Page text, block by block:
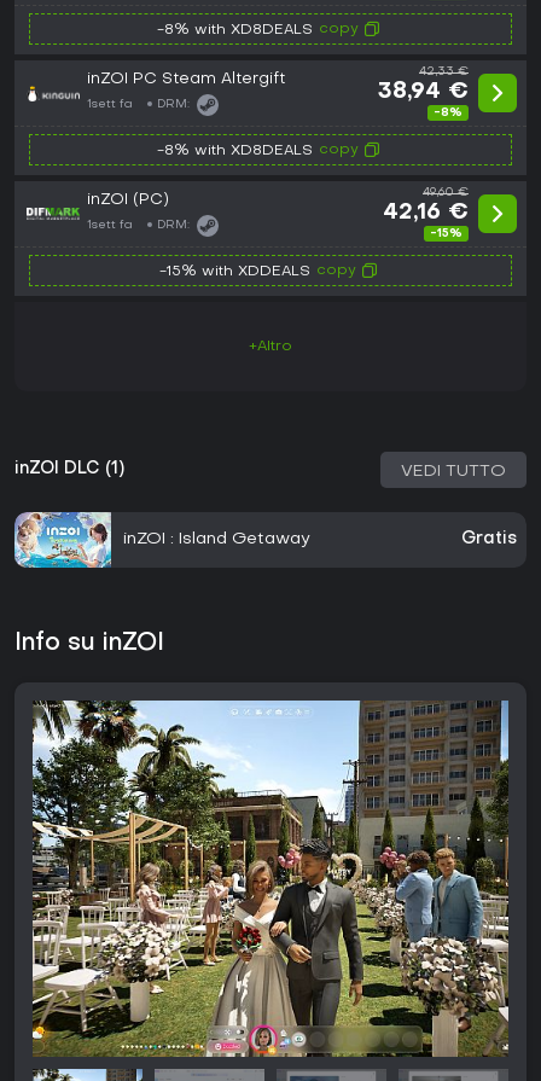
-8% with XD8DEALS copy
inZOI PC Steam Altergift
1sett fa DRM:
42,33 €
38,94 €
-8%
-8% with XD8DEALS copy
inZOI (PC)
1sett fa DRM:
49,60 €
42,16 €
-15%
-15% with XDDEALS copy
+Altro
inZOI DLC (1) VEDI TUTTO
inZOI : Island Getaway Gratis
Info su inZOI